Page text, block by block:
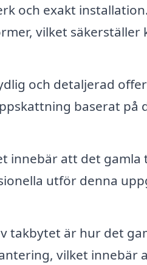
och exakt
vilket säkerställer
och detaljerad
baserat på
innebär att det
utför denna
takbytet är hur det
vilket innebär